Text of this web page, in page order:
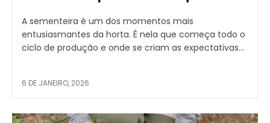
A sementeira é um dos momentos mais
entusiasmantes da horta. É nela que começa todo o
ciclo de produção e onde se criam as expectativas...
6 DE JANEIRO, 2026